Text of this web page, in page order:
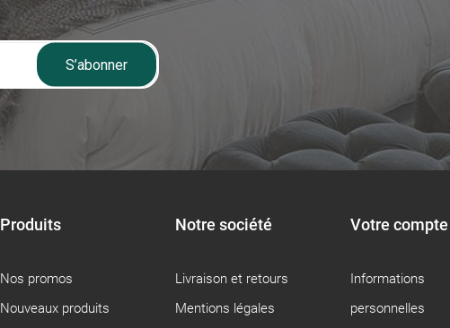
S’abonner
Produits
Nos promos
Nouveaux produits
Notre société
Livraison et retours
Mentions légales
Votre compte
Informations
personnelles